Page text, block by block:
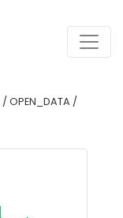
/ OPEN_DATA /